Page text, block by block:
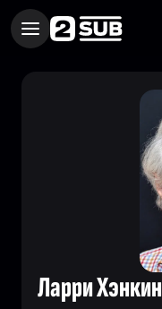
Ларри Хэнкин